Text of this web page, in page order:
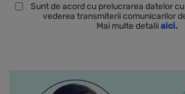
Sunt de acord cu prelucrarea datelor
vederea transmiterii comunicarilor
Mai multe detaliiaici.